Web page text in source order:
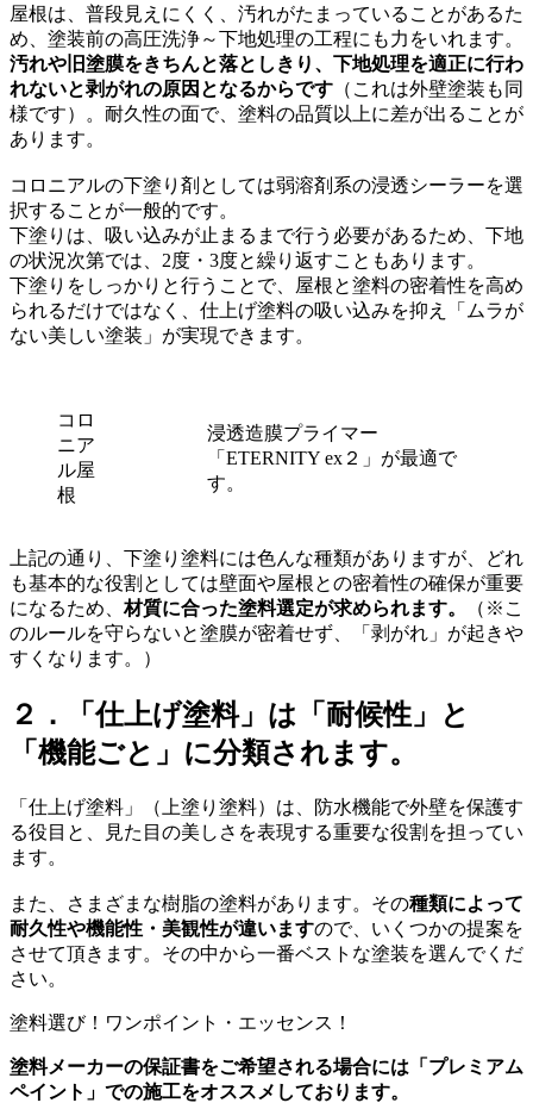
屋根は、普段見えにくく、汚れがたまっていることがあるた
め、塗装前の高圧洗浄～下地処理の工程にも力をいれます。
汚れや旧塗膜をきちんと落としきり、下地処理を適正に行わ
れないと剥がれの原因となるからです （これは外壁塗装も同
様です）。耐久性の面で、塗料の品質以上に差が出ることが
あります。
コロニアルの下塗り剤としては弱溶剤系の浸透シーラーを選
択することが一般的です。
下塗りは、吸い込みが止まるまで行う必要があるため、下地
の状況次第では、2度・3度と繰り返すこともあります。
下塗りをしっかりと行うことで、屋根と塗料の密着性を高め
られるだけではなく、仕上げ塗料の吸い込みを抑え「ムラが
ない美しい塗装」が実現できます。
コロ
ニア
ル屋
根
浸透造膜プライマー
「ETERNITY ex２」が最適で
す。
上記の通り、下塗り塗料には色んな種類がありますが、どれ
も基本的な役割としては壁面や屋根との密着性の確保が重要
になるため、材質に合った塗料選定が求められます。
（※こ
のルールを守らないと塗膜が密着せず、「剥がれ」が起きや
すくなります。）
２．「仕上げ塗料」は「耐候性」と
「機能ごと」に分類されます。
「仕上げ塗料」（上塗り塗料）は、防水機能で外壁を保護す
る役目と、見た目の美しさを表現する重要な役割を担ってい
ます。
また、さまざまな樹脂の塗料があります。その種類によって
耐久性や機能性・美観性が違いますので、いくつかの提案を
させて頂きます。その中から一番ベストな塗装を選んでくだ
さい。
塗料選び！ワンポイント・エッセンス！
塗料メーカーの保証書をご希望される場合には「プレミアム
ペイント」での施工をオススメしております。